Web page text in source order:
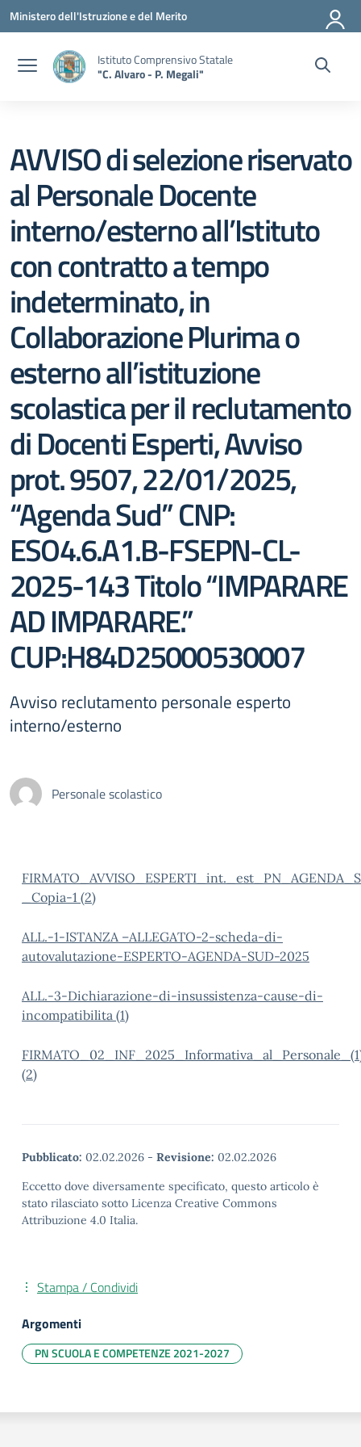
Vai ai contenuti
Vai al menu di navigazione
Vai al footer
Ministero dell'Istruzione e del Merito
Istituto Comprensivo Statale
"C. Alvaro - P. Megali"
AVVISO di selezione riservato
al Personale Docente
interno/esterno all’Istituto
con contratto a tempo
indeterminato, in
Collaborazione Plurima o
esterno all’istituzione
scolastica per il reclutamento
di Docenti Esperti, Avviso
prot. 9507, 22/01/2025,
“Agenda Sud” CNP:
ESO4.6.A1.B-FSEPN-CL-
2025-143 Titolo “IMPARARE
AD IMPARARE.”
CUP:H84D25000530007
Avviso reclutamento personale esperto
interno/esterno
Personale scolastico
_Copia-1 (2)
ALL.-1-ISTANZA –ALLEGATO-2-scheda-di-
autovalutazione-ESPERTO-AGENDA-SUD-2025
ALL.-3-Dichiarazione-di-insussistenza-cause-di-
incompatibilita (1)
(2)
Pubblicato: 02.02.2026 - Revisione: 02.02.2026
Eccetto dove diversamente specificato, questo articolo è
stato rilasciato sotto Licenza Creative Commons
Attribuzione 4.0 Italia.
Stampa / Condividi
Argomenti
PN SCUOLA E COMPETENZE 2021-2027